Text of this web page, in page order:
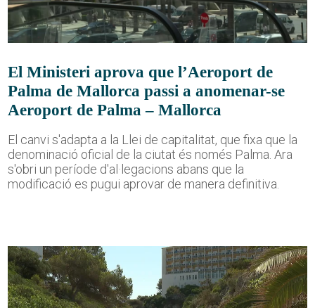
El Ministeri aprova que l’Aeroport de
Palma de Mallorca passi a anomenar-se
Aeroport de Palma – Mallorca
El canvi s'adapta a la Llei de capitalitat, que fixa que la
denominació oficial de la ciutat és només Palma. Ara
s'obri un període d'al·legacions abans que la
modificació es pugui aprovar de manera definitiva.